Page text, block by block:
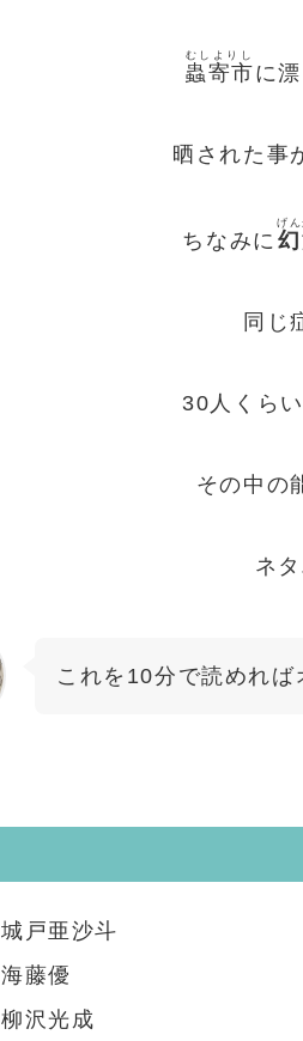
蟲寄市
むしよりし
に
晒された事
ちなみに
げ
同じ
30人くら
その中の
ネ
これを10分で読めれ
城戸亜沙斗
海藤優
柳沢光成